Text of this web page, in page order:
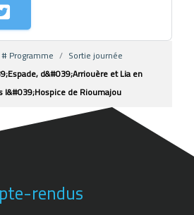
# Programme
Sortie journée
d&#039;Arriouère et Lia en
l&#039;Hospice de Rioumajou
rendus